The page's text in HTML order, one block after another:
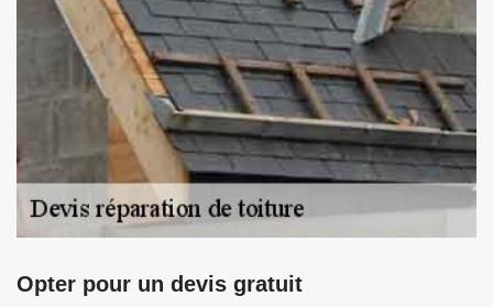
Opter pour un devis gratuit